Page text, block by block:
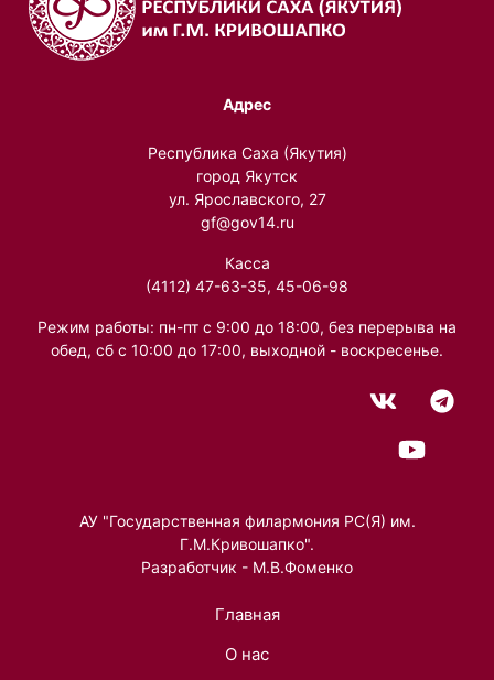
Адрес
Республика Саха (Якутия)
город Якутск
ул. Ярославского, 27
gf@gov14.ru
Касса
(4112) 47-63-35, 45-06-98
Режим работы: пн-пт с 9:00 до 18:00, без перерыва на
обед, сб с 10:00 до 17:00, выходной - воскресенье.
АУ "Государственная филармония РС(Я) им.
Г.М.Кривошапко".
Разработчик - М.В.Фоменко
Главная
О нас